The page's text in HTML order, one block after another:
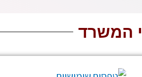
המשרד